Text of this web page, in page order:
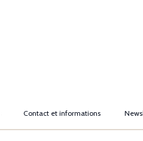
Contact et informations